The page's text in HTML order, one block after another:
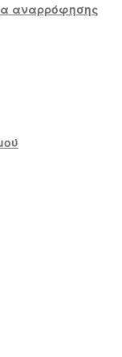
αναρρόφησης